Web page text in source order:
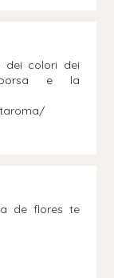
dei colori dei
e la
de flores te